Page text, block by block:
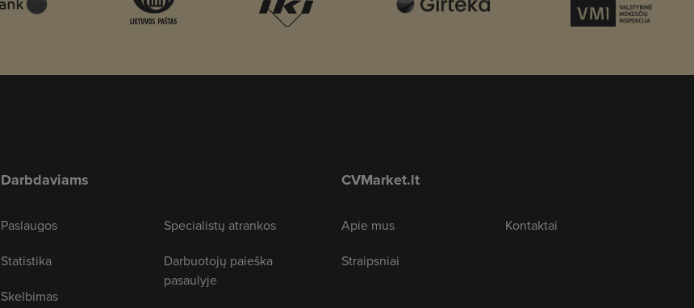
Darbdaviams
Paslaugos
Statistika
Skelbimas
Specialistų atrankos
Darbuotojų paieška
pasaulyje
CVMarket.lt
Apie mus
Straipsniai
Kontaktai